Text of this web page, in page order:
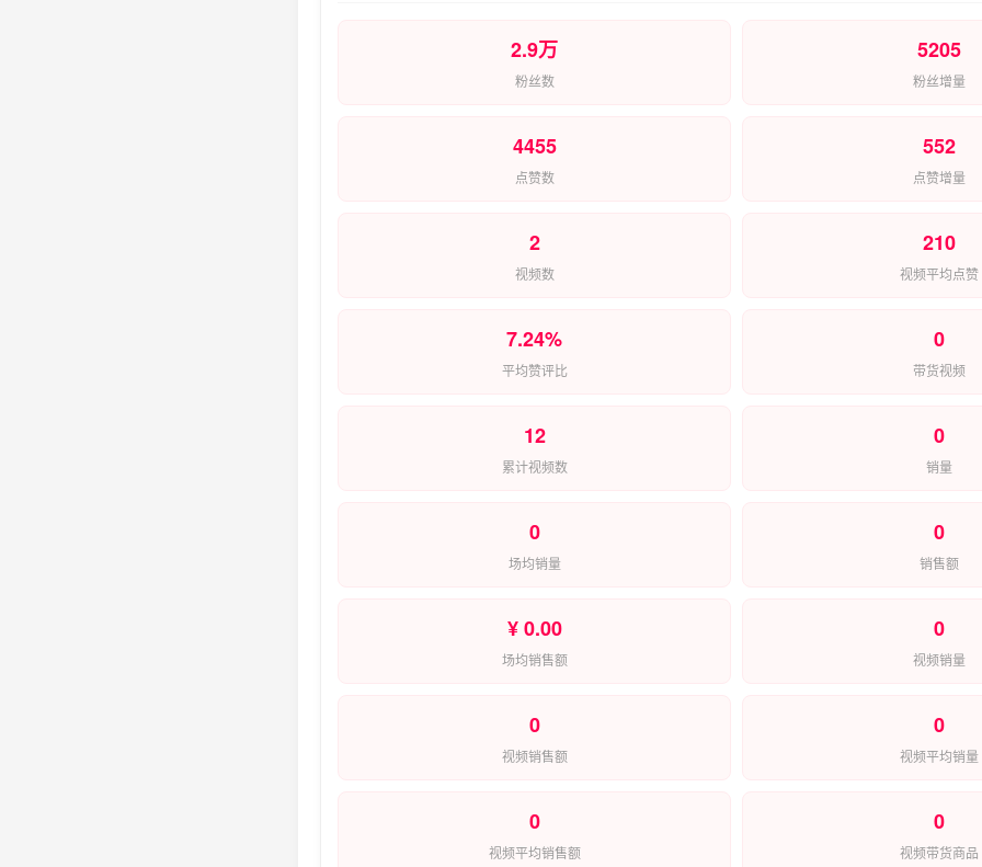
2.9万
粉丝数
5205
粉丝增量
4455
点赞数
552
点赞增量
2
视频数
210
视频平均点赞
7.24%
平均赞评比
0
带货视频
12
累计视频数
0
销量
0
场均销量
0
销售额
¥ 0.00
场均销售额
0
视频销量
0
视频销售额
0
视频平均销量
0
视频平均销售额
0
视频带货商品